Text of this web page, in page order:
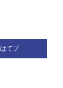
はてブ